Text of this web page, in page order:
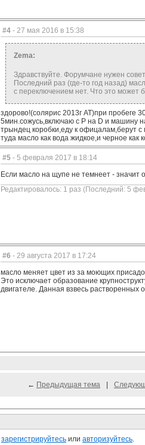
#4 - 27 мая 2016 в 15:38
Zema:
Здравствуйте. Форумчане нужен
Последний раз (где-то год назад)
с переключением нет. Что это может
здорово!(солярис 2013г АТ)при пробеге
5мин.сожусь,включаю с P на D и машину
трындец коробки,еду к офицалам,берут
туда масло как вода жидкое,и черное как
#5 - 5 февраля 2017 в 18:14
Если масло на щупе не темнеет - значит
Редактировалось: 1 раз (Последний: 5
#6 - 29 августа 2017 в 17:24
масло меняет цвет из за моющих
Это исключает образование
двигателе. Данная взвесь растворенных
← Предыдущая тема
зарегистрируйтесь или авторизуйтесь.